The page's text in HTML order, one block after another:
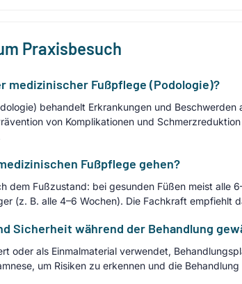
Praxisbesuch
medizinischer Fußpflege (Podologie)?
behandelt Erkrankungen und
von Komplikationen und
Fußpflege gehen?
dem Fußzustand: bei gesunden Füßen meist alle
(z. B. alle 4–6 Wochen). Die Fachkraft empfiehlt
Sicherheit während der Behandlung
oder als Einmalmaterial verwendet,
um Risiken zu erkennen und die